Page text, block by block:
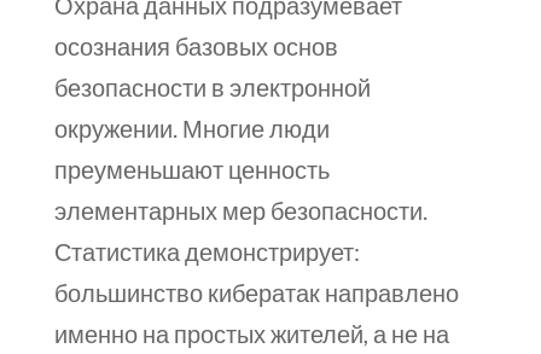
осознания базовых основ
безопасности в электронной
окружении. Многие люди
преуменьшают ценность
элементарных мер безопасности.
Статистика демонстрирует:
большинство кибератак направлено
именно на простых жителей, а не на